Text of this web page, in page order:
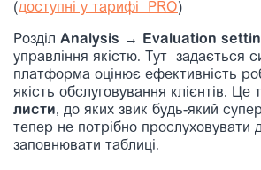
(доступні у тарифі PRO)
Розділ Analysis → Evaluation
управління якістю. Тут задається
платформа оцінює ефективність
якість обслуговування клієнтів. Це
листи, до яких звик будь-який
тепер не потрібно прослуховувати
заповнювати таблиці.